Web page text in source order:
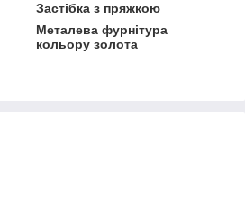
Застібка з пряжкою
Металева фурнітура
кольору золота